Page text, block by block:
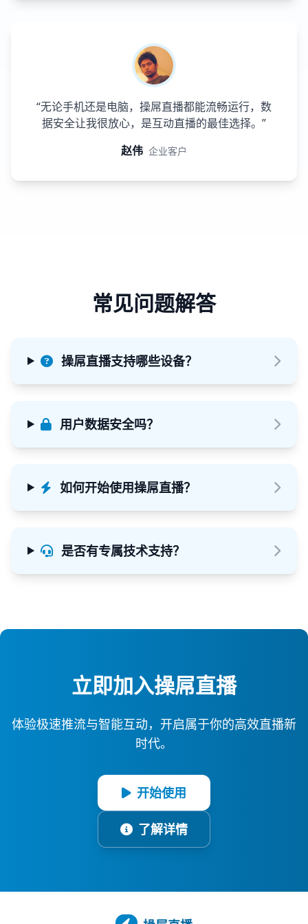
“无论手机还是电脑，操屌直播都能流畅运行，数
据安全让我很放心，是互动直播的最佳选择。”
赵伟 企业客户
常见问题解答
操屌直播支持哪些设备？
用户数据安全吗？
如何开始使用操屌直播？
是否有专属技术支持？
立即加入操屌直播
体验极速推流与智能互动，开启属于你的高效直播新
时代。
开始使用
了解详情